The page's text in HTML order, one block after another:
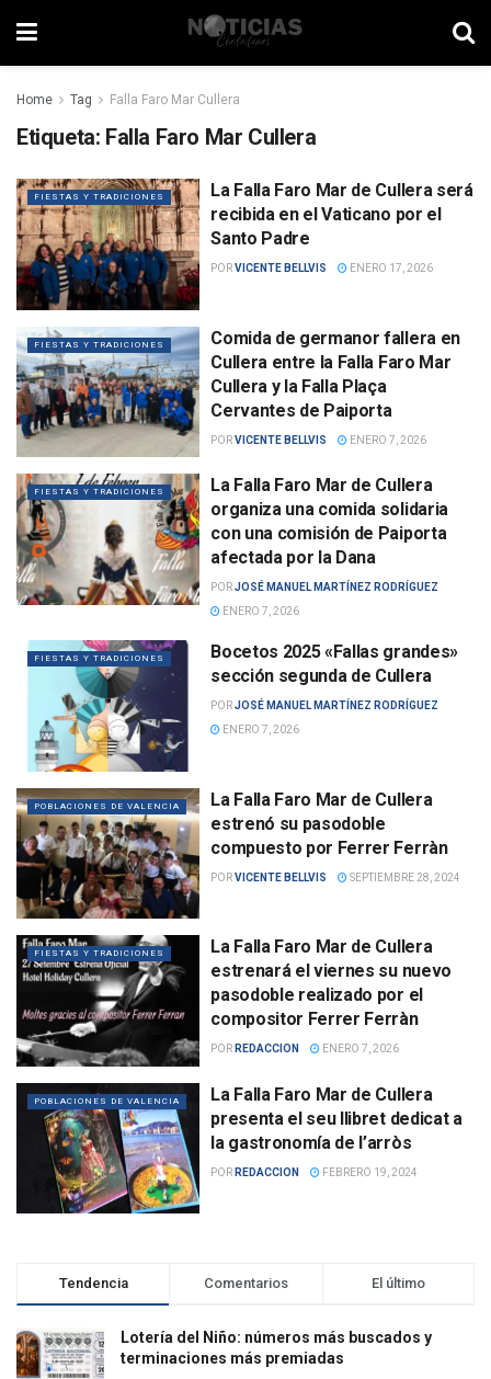
Home Tag Falla Faro Mar Cullera
Etiqueta: Falla Faro Mar Cullera
FIESTAS Y TRADICIONES
La Falla Faro Mar de Cullera será
recibida en el Vaticano por el
Santo Padre
PORVICENTE BELLVIS ENERO 17, 2026
FIESTAS Y TRADICIONES
Comida de germanor fallera en
Cullera entre la Falla Faro Mar
Cullera y la Falla Plaça
Cervantes de Paiporta
PORVICENTE BELLVIS ENERO 7, 2026
FIESTAS Y TRADICIONES
La Falla Faro Mar de Cullera
organiza una comida solidaria
con una comisión de Paiporta
afectada por la Dana
PORJOSÉ MANUEL MARTÍNEZ RODRÍGUEZ
ENERO 7, 2026
FIESTAS Y TRADICIONES
Bocetos 2025 «Fallas grandes»
sección segunda de Cullera
PORJOSÉ MANUEL MARTÍNEZ RODRÍGUEZ
ENERO 7, 2026
POBLACIONES DE VALENCIA
La Falla Faro Mar de Cullera
estrenó su pasodoble
compuesto por Ferrer Ferràn
PORVICENTE BELLVIS SEPTIEMBRE 28, 2024
FIESTAS Y TRADICIONES
La Falla Faro Mar de Cullera
estrenará el viernes su nuevo
pasodoble realizado por el
compositor Ferrer Ferràn
POR REDACCION ENERO 7, 2026
POBLACIONES DE VALENCIA
La Falla Faro Mar de Cullera
presenta el seu llibret dedicat a
la gastronomía de l’arròs
POR REDACCION FEBRERO 19, 2024
Tendencia Comentarios El último
Lotería del Niño: números más buscados y
terminaciones más premiadas